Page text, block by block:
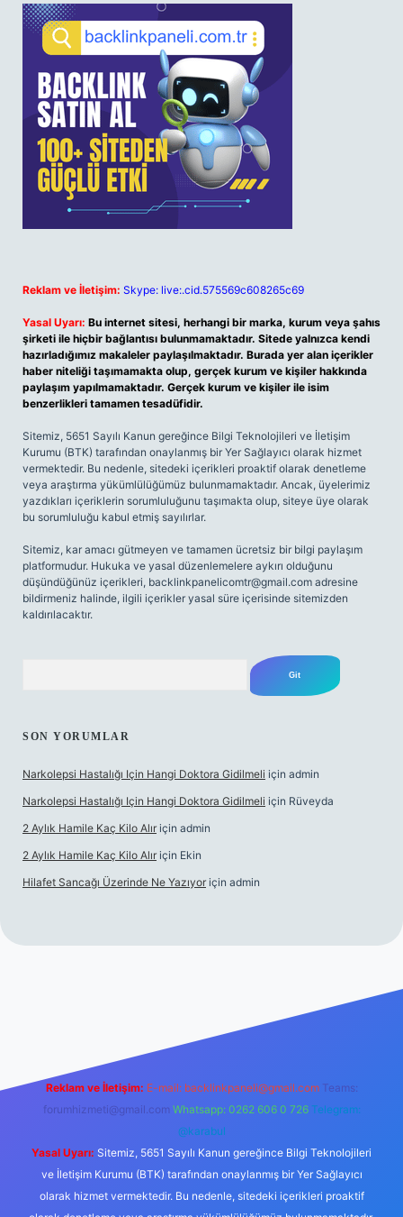
Reklam ve İletişim: Skype: live:.cid.575569c608265c69
Yasal Uyarı: Bu internet sitesi, herhangi bir marka, kurum veya şahıs
şirketi ile hiçbir bağlantısı bulunmamaktadır. Sitede yalnızca kendi
hazırladığımız makaleler paylaşılmaktadır. Burada yer alan içerikler
haber niteliği taşımamakta olup, gerçek kurum ve kişiler hakkında
paylaşım yapılmamaktadır. Gerçek kurum ve kişiler ile isim
benzerlikleri tamamen tesadüfidir.
Sitemiz, 5651 Sayılı Kanun gereğince Bilgi Teknolojileri ve İletişim
Kurumu (BTK) tarafından onaylanmış bir Yer Sağlayıcı olarak hizmet
vermektedir. Bu nedenle, sitedeki içerikleri proaktif olarak denetleme
veya araştırma yükümlülüğümüz bulunmamaktadır. Ancak, üyelerimiz
yazdıkları içeriklerin sorumluluğunu taşımakta olup, siteye üye olarak
bu sorumluluğu kabul etmiş sayılırlar.
Sitemiz, kar amacı gütmeyen ve tamamen ücretsiz bir bilgi paylaşım
platformudur. Hukuka ve yasal düzenlemelere aykırı olduğunu
düşündüğünüz içerikleri, backlinkpanelicomtr@gmail.com adresine
bildirmeniz halinde, ilgili içerikler yasal süre içerisinde sitemizden
kaldırılacaktır.
SON YORUMLAR
Narkolepsi Hastalığı Için Hangi Doktora Gidilmeli için admin
Narkolepsi Hastalığı Için Hangi Doktora Gidilmeli için Rüveyda
2 Aylık Hamile Kaç Kilo Alır için admin
2 Aylık Hamile Kaç Kilo Alır için Ekin
Hilafet Sancağı Üzerinde Ne Yazıyor için admin
Reklam ve İletişim: E-mail: backlinkpaneli@gmail.com Teams:
forumhizmeti@gmail.com Whatsapp: 0262 606 0 726 Telegram:
@karabul
Yasal Uyarı: Sitemiz, 5651 Sayılı Kanun gereğince Bilgi Teknolojileri
ve İletişim Kurumu (BTK) tarafından onaylanmış bir Yer Sağlayıcı
olarak hizmet vermektedir. Bu nedenle, sitedeki içerikleri proaktif